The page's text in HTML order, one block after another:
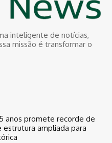
inteligente de notícias,
missão é transformar o
anos promete recorde de
estrutura ampliada para